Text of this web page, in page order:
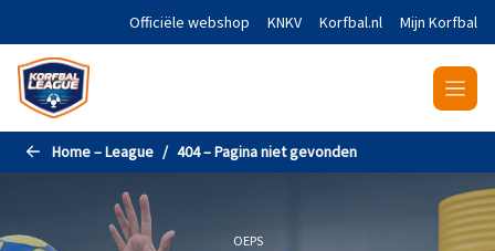
Naar de hoofdinhoud gaanOfficiële webshop KNKV Korfbal.nl Mijn Korfbal
Home – League 404 – Pagina niet gevonden
OEPS